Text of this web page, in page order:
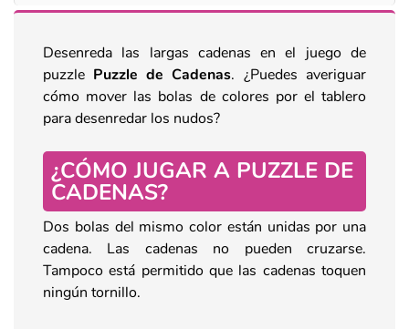
Desenreda las largas cadenas en el juego de
puzzle Puzzle de Cadenas. ¿Puedes averiguar
cómo mover las bolas de colores por el tablero
para desenredar los nudos?
¿CÓMO JUGAR A PUZZLE DE
CADENAS?
Dos bolas del mismo color están unidas por una
cadena. Las cadenas no pueden cruzarse.
Tampoco está permitido que las cadenas toquen
ningún tornillo.